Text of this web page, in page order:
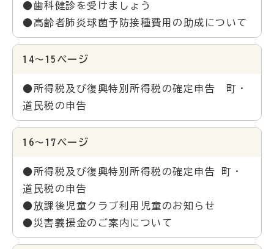
●歯科健診を受けましょう
●高齢者肺炎球菌予防接種費用の助成について
14～15ページ
●所得税及び復興特別所得税の確定申告 町・
道民税の申告
16～17ページ
●所得税及び復興特別所得税の確定申告 町・
道民税の申告
●放課後児童クラブ利用児童のお知らせ
●災害義援金のご案内について